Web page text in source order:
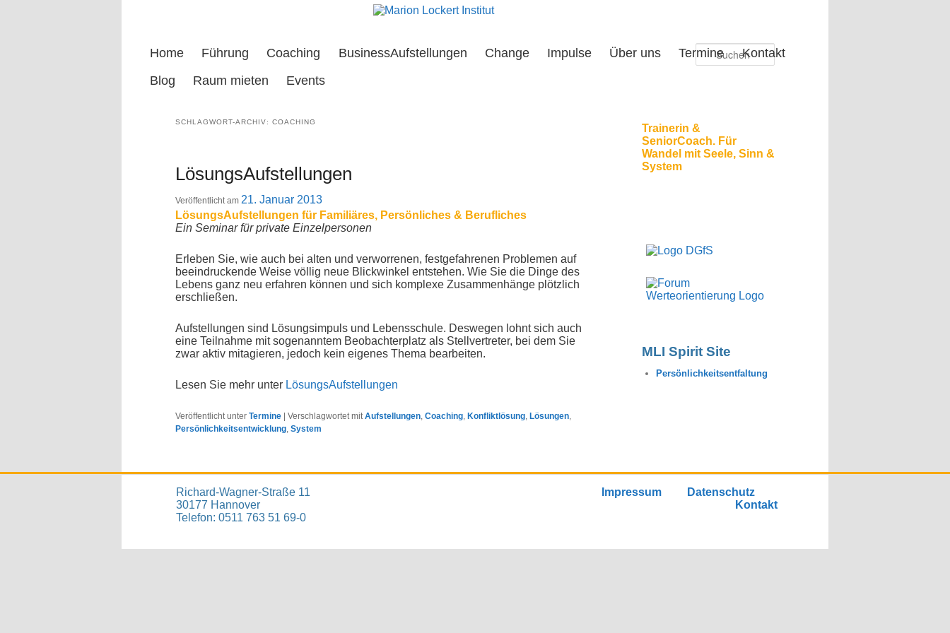
Suchen
Zum
primären
Zum
sekundären
Home Führung Coaching BusinessAufstellungen Change Impulse Über uns Termine
Kontakt
Blog
Raum mieten Events
SCHLAGWORT-ARCHIV: COACHING
LösungsAufstellungen
Veröffentlicht am 21. Januar 2013
LösungsAufstellungen für Familiäres, Persönliches & Berufliches
Ein Seminar für private Einzelpersonen
Erleben Sie, wie auch bei alten und verworrenen, festgefahrenen Problemen auf
beeindruckende Weise völlig neue Blickwinkel entstehen. Wie Sie die Dinge des
Lebens ganz neu erfahren können und sich komplexe Zusammenhänge plötzlich
erschließen.
Aufstellungen sind Lösungsimpuls und Lebensschule. Deswegen lohnt sich auch
eine Teilnahme mit sogenanntem Beobachterplatz als Stellvertreter, bei dem Sie
zwar aktiv mitagieren, jedoch kein eigenes Thema bearbeiten.
Lesen Sie mehr unter LösungsAufstellungen
Veröffentlicht unter Termine Verschlagwortet mit Aufstellungen, Coaching, Konfliktlösung, Lösungen,
Persönlichkeitsentwicklung, System
Trainerin &
SeniorCoach. Für
Wandel mit Seele, Sinn &
System
MLI Spirit Site
Persönlichkeitsentfaltung
Richard-Wagner-Straße 11
30177 Hannover
Telefon: 0511 763 51 69-0
Impressum
Datenschutz
Kontakt